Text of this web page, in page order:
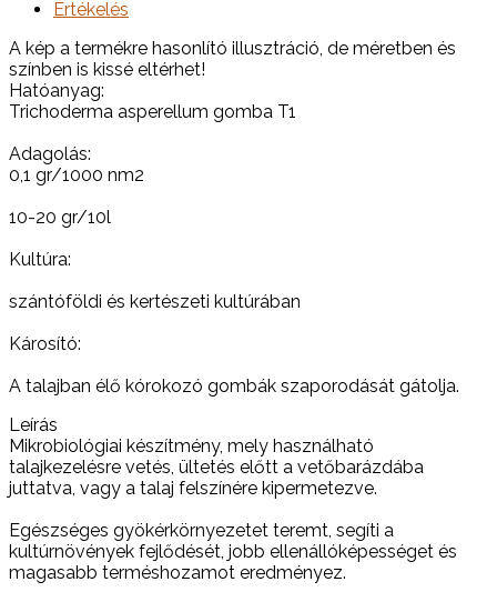
Értékelés
A kép a termékre hasonlító illusztráció, de méretben és
színben is kissé eltérhet!
Hatóanyag:
Trichoderma asperellum gomba T1
Adagolás:
0,1 gr/1000 nm2
10-20 gr/10l
Kultúra:
szántóföldi és kertészeti kultúrában
Károsító:
A talajban élő kórokozó gombák szaporodását gátolja.
Leírás
Mikrobiológiai készítmény, mely használható
talajkezelésre vetés, ültetés előtt a vetőbarázdába
juttatva, vagy a talaj felszínére kipermetezve.
Egészséges gyökérkörnyezetet teremt, segíti a
kultúrnövények fejlődését, jobb ellenállóképességet és
magasabb terméshozamot eredményez.